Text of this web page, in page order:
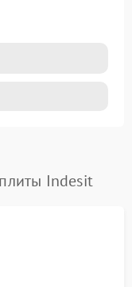
Indesit